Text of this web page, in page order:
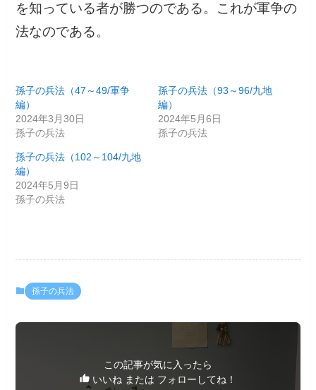
を知っている者が勝つのである。これが軍争の
法なのである。
孫子の兵法（47～49/軍争
編）
2024年3月30日
孫子の兵法
孫子の兵法（93～96/九地
編）
2024年5月6日
孫子の兵法
孫子の兵法（102～104/九地
編）
2024年5月9日
孫子の兵法
孫子の兵法
この記事が気に入ったら
いいね または フォローしてね！